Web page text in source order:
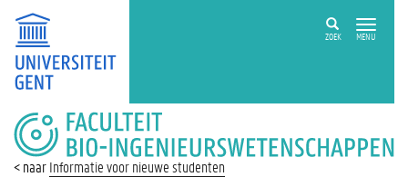
ZOEK MENU
FACULTEIT
BIO-
INGENIEURSWETENSCHAPPEN
Informatie voor nieuwe studenten